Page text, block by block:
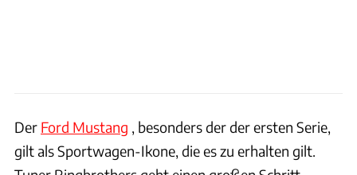
Der Ford Mustang , besonders der der ersten Serie,
gilt als Sportwagen-Ikone, die es zu erhalten gilt.